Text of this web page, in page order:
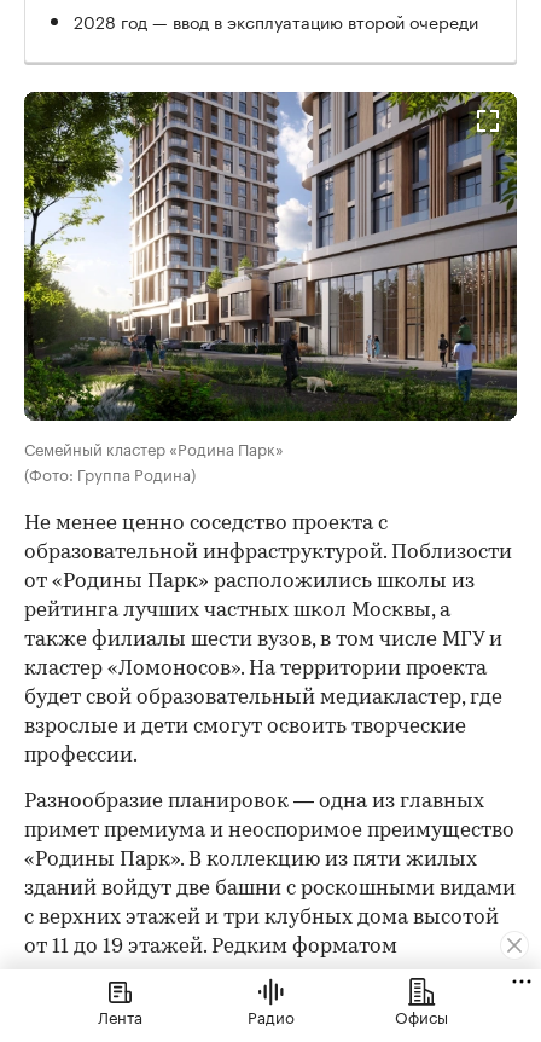
2028 год — ввод в эксплуатацию второй очереди
Семейный кластер «Родина Парк»
(Фото: Группа Родина)
Не менее ценно соседство проекта с
образовательной инфраструктурой. Поблизости
от «Родины Парк» расположились школы из
рейтинга лучших частных школ Москвы, а
также филиалы шести вузов, в том числе МГУ и
кластер «Ломоносов». На территории проекта
будет свой образовательный медиакластер, где
взрослые и дети смогут освоить творческие
профессии.
Разнообразие планировок — одна из главных
примет премиума и неоспоримое преимущество
«Родины Парк». В коллекцию из пяти жилых
зданий войдут две башни с роскошными видами
с верхних этажей и три клубных дома высотой
от 11 до 19 этажей. Редким форматом
недвижимости для города станут городские
виллы: здесь предусмотрено сразу 15 таких
Лента Радио Офисы